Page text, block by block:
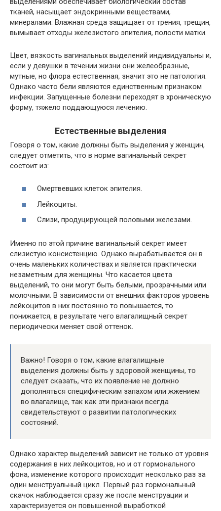
тканей, насыщает эндокринными веществами,
минералами. Влажная среда защищает от трения, трещин,
вымывает отходы железистого эпителия, полости матки.
Цвет, вязкость вагинальных выделений индивидуальны и,
если у девушки в течении жизни они желеобразные,
мутные, но флора естественная, значит это не патология.
Однако часто бели являются единственным признаком
инфекции. Запущенные болезни переходят в хроническую
форму, тяжело поддающуюся лечению.
Естественные выделения
Говоря о том, какие должны быть выделения у женщин,
следует отметить, что в норме вагинальный секрет
состоит из:
Омертвевших клеток эпителия.
Лейкоциты.
Слизи, продуцирующей половыми железами.
Именно по этой причине вагинальный секрет имеет
слизистую консистенцию. Однако вырабатывается он в
очень маленьких количествах и является практически
незаметным для женщины. Что касается цвета
выделений, то они могут быть белыми, прозрачными или
молочными. В зависимости от внешних факторов уровень
лейкоцитов в них постоянно то повышается, то
понижается, в результате чего влагалищный секрет
периодически меняет свой оттенок.
Важно! Говоря о том, какие влагалищные
выделения должны быть у здоровой женщины, то
следует сказать, что их появление не должно
дополняться специфическим запахом или жжением
во влагалище, так как эти признаки всегда
свидетельствуют о развитии патологических
состояний.
Однако характер выделений зависит не только от уровня
содержания в них лейкоцитов, но и от гормонального
фона, изменение которого происходит несколько раз за
один менструальный цикл. Первый раз гормональный
скачок наблюдается сразу же после менструации и
характеризуется он повышенной выработкой